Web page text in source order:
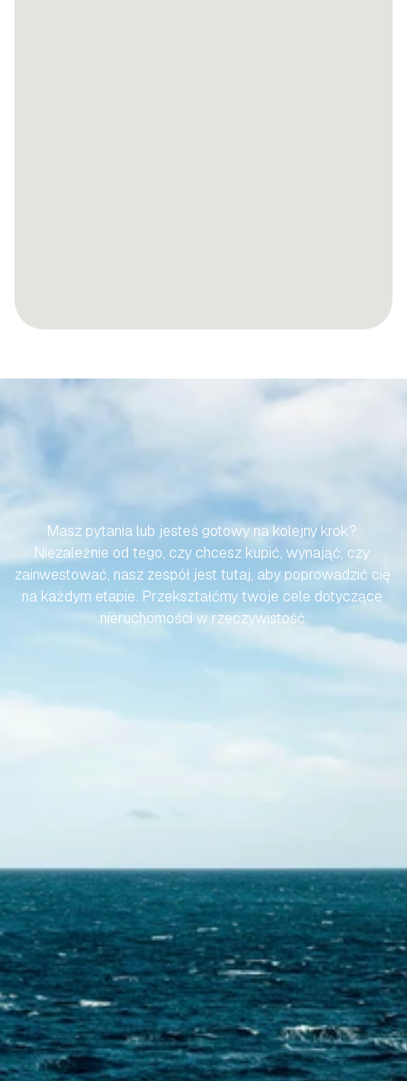
BEZWYSIŁKOWA
Masz pytania lub jesteś gotowy na kolejny krok?
Niezależnie od tego, czy chcesz kupić, wynająć, czy
zainwestować, nasz zespół jest tutaj, aby poprowadzić cię
na każdym etapie. Przekształćmy twoje cele dotyczące
nieruchomości w rzeczywistość.
Skontaktuj się z nami